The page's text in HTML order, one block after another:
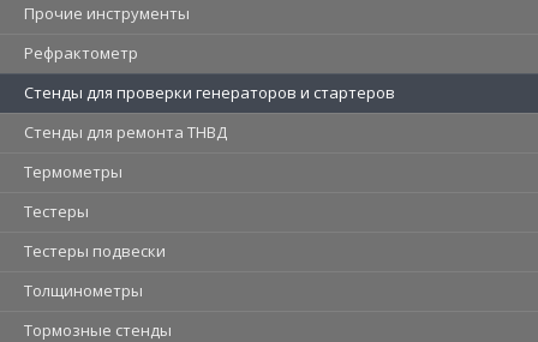
Прочие инструменты
Рефрактометр
Стенды для проверки генераторов и стартеров
Стенды для ремонта ТНВД
Термометры
Тестеры
Тестеры подвески
Толщинометры
Тормозные стенды